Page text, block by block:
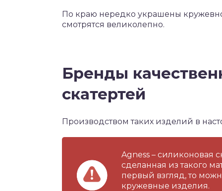
По краю нередко украшены
смотрятся великолепно.
Бренды
скатертей
Производством таких изделий в
Agness – силиконовая
сделанная из такого
первый взгляд, то
кружевные изделия.